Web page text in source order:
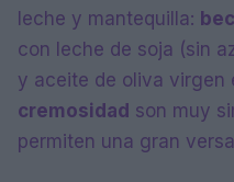
leche y mantequilla:
con leche de soja (sin
y aceite de oliva virgen
cremosidad son muy
permiten una gran